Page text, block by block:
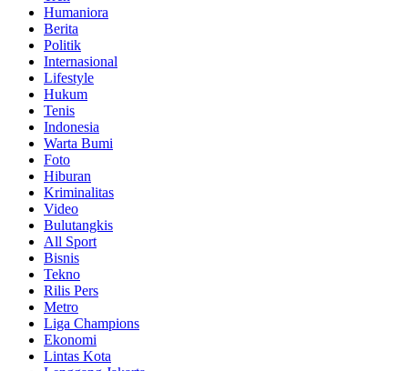
Humaniora
Berita
Politik
Internasional
Lifestyle
Hukum
Tenis
Indonesia
Warta Bumi
Foto
Hiburan
Kriminalitas
Video
Bulutangkis
All Sport
Bisnis
Tekno
Rilis Pers
Metro
Liga Champions
Ekonomi
Lintas Kota